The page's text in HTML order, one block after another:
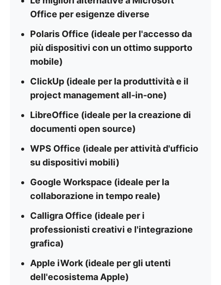
Office per esigenze diverse
Polaris Office (ideale per l'accesso da
più dispositivi con un ottimo supporto
mobile)
ClickUp (ideale per la produttività e il
project management all-in-one)
LibreOffice (ideale per la creazione di
documenti open source)
WPS Office (ideale per attività d'ufficio
su dispositivi mobili)
Google Workspace (ideale per la
collaborazione in tempo reale)
Calligra Office (ideale per i
professionisti creativi e l'integrazione
grafica)
Apple iWork (ideale per gli utenti
dell'ecosistema Apple)